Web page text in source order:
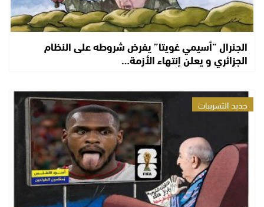
الجنرال “أسيمي غويتا” يفرض شروطه على النظام
الجزائري و يعلن إنتهاء الأزمة…
جديد التسريبات